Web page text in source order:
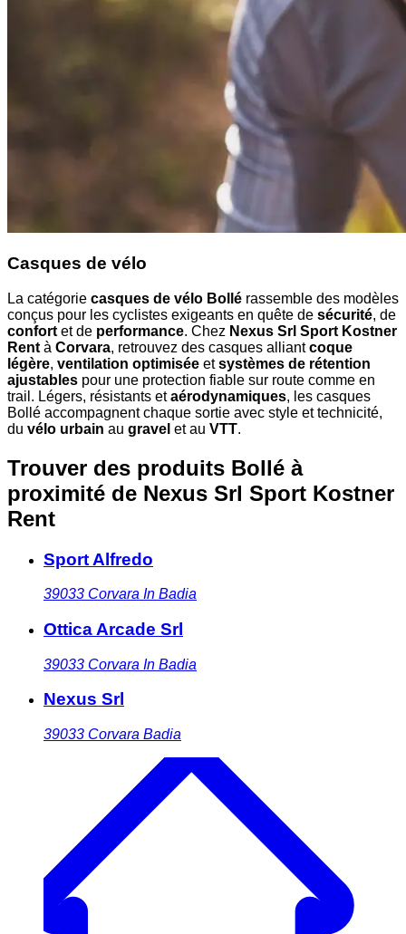
Casques de vélo
La catégorie casques de vélo Bollé rassemble des modèles
conçus pour les cyclistes exigeants en quête de sécurité, de
confort et de performance. Chez Nexus Srl Sport Kostner
Rent à Corvara, retrouvez des casques alliantcoque
légère, ventilation optimisée etsystèmes de rétention
ajustables pour une protection fiable sur route comme en
trail. Légers, résistants etaérodynamiques, les casques
Bollé accompagnent chaque sortie avec style et technicité,
du vélo urbain au gravel et au VTT.
Trouver des produits Bollé à
proximité de Nexus Srl Sport Kostner
Rent
Sport Alfredo
39033 Corvara In Badia
Ottica Arcade Srl
39033 Corvara In Badia
Nexus Srl
39033 Corvara Badia